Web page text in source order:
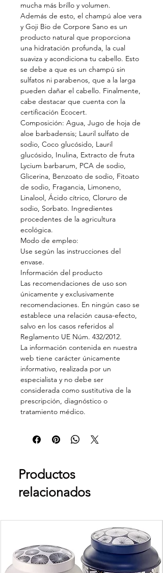
mucha más brillo y volumen.
Además de esto, el champú aloe vera
y Goji Bio de Corpore Sano es un
producto natural que proporciona
una hidratación profunda, la cual
suaviza y acondiciona tu cabello. Esto
se debe a que es un champú sin
sulfatos ni parabenos, que a la larga
pueden dañar el cabello. Finalmente,
cabe destacar que cuenta con la
certificación Ecocert.
Composición: Agua, Jugo de hoja de
aloe barbadensis; Lauril sulfato de
sodio, Coco glucósido, Lauril
glucósido, Inulina, Extracto de fruta
Lycium barbarum, PCA de sodio,
Glicerina, Benzoato de sodio, Fitoato
de sodio, Fragancia, Limoneno,
Linalool, Ácido cítrico, Cloruro de
sodio, Sorbato. Ingredientes
procedentes de la agricultura
ecológica.
Modo de empleo:
Use según las instrucciones del
envase.
Información del producto
Las recomendaciones de uso son
únicamente y exclusivamente
recomendaciones. En ningún caso se
establece una relación causa-efecto,
salvo en los casos referidos al
Reglamento UE Núm. 432/2012.
La información contenida en nuestra
web tiene carácter únicamente
informativo, realizada por un
especialista y no debe ser
considerada como sustitutiva de la
prescripción, diagnóstico o
tratamiento médico.
Productos
relacionados